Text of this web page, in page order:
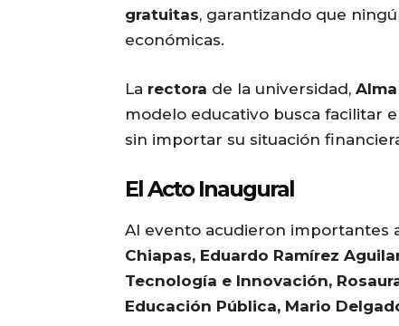
gratuitas, garantizando que
económicas.
La rectora de la universidad,
modelo educativo busca facilitar
sin importar su situación
El Acto Inaugural
Al evento acudieron importantes
Chiapas, Eduardo Ramírez
Tecnología e Innovación,
Educación Pública, Mario